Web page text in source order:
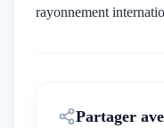
rayonnement
Partager